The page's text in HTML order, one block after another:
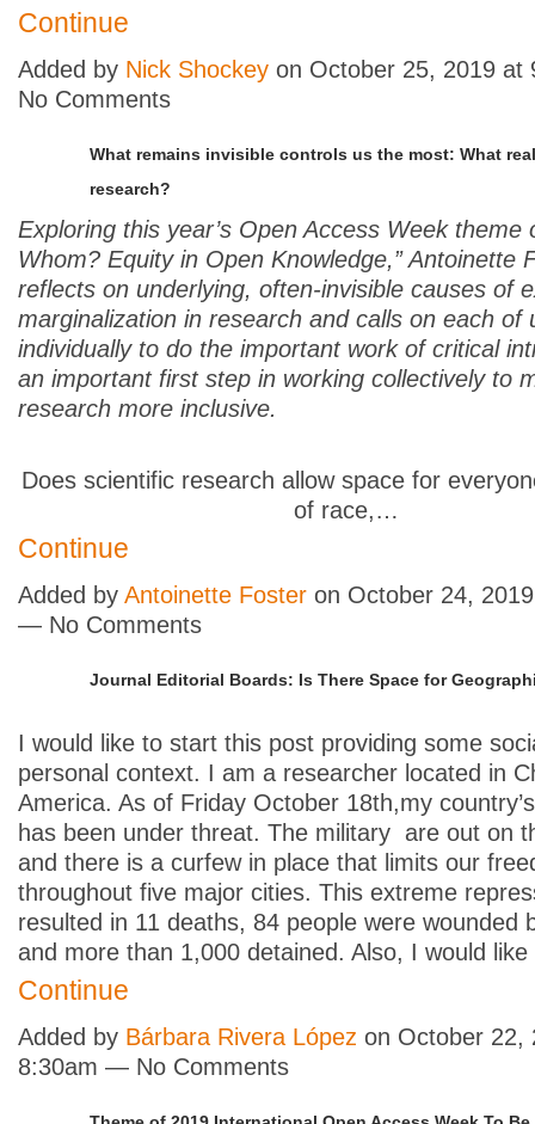
Continue
Added by Nick Shockey on October 25, 2019
No Comments
What remains invisible controls us the most: What
research?
Exploring this year’s Open Access Week theme
Whom? Equity in Open Knowledge,” Antoinette
reflects on underlying, often-invisible causes of
marginalization in research and calls on each of
individually to do the important work of critical
an important first step in working collectively to
research more inclusive.
Does scientific research allow space for
of race,…
Continue
Added by Antoinette Foster on October 24,
— No Comments
Journal Editorial Boards: Is There Space for
I would like to start this post providing some
personal context. I am a researcher located in
America. As of Friday October 18th,my
has been under threat. The military are out on
and there is a curfew in place that limits our
throughout five major cities. This extreme
resulted in 11 deaths, 84 people were wounded
and more than 1,000 detained. Also, I would
Continue
Added by Bárbara Rivera López on October 22,
8:30am — No Comments